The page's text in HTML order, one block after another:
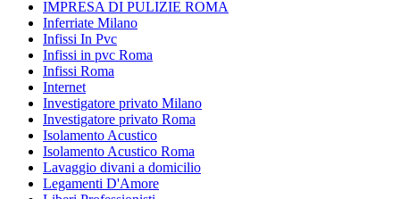
IMPRESA DI PULIZIE ROMA
Inferriate Milano
Infissi In Pvc
Infissi in pvc Roma
Infissi Roma
Internet
Investigatore privato Milano
Investigatore privato Roma
Isolamento Acustico
Isolamento Acustico Roma
Lavaggio divani a domicilio
Legamenti D'Amore